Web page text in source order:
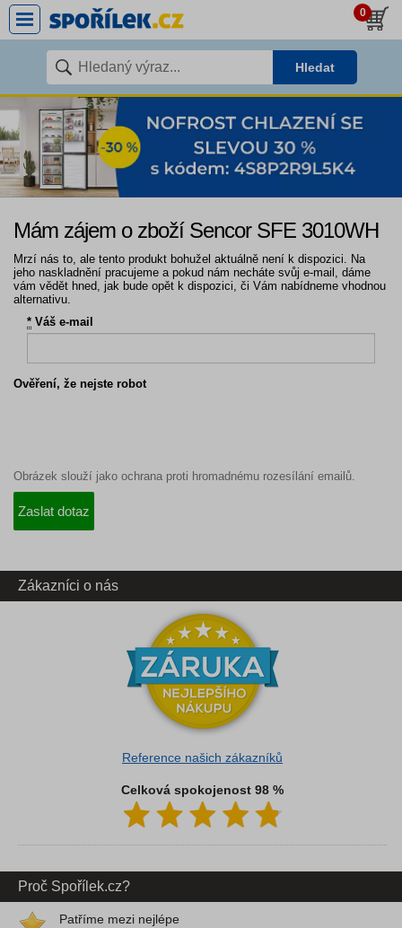
0
Hledat
Mám zájem o zboží Sencor SFE 3010WH
Mrzí nás to, ale tento produkt bohužel aktuálně není k dispozici. Na
jeho naskladnění pracujeme a pokud nám necháte svůj e-mail, dáme
vám vědět hned, jak bude opět k dispozici, či Vám nabídneme vhodnou
alternativu.
* Váš e-mail
Ověření, že nejste robot
Obrázek slouží jako ochrana proti hromadnému rozesílání emailů.
Zákazníci o nás
Reference našich zákazníků
Celková spokojenost 98 %
Proč Spořílek.cz?
Patříme mezi nejlépe